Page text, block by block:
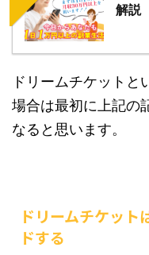
解説
ドリームチケットと
場合は最初に上記の
なると思います。
ドリームチケット
ドする